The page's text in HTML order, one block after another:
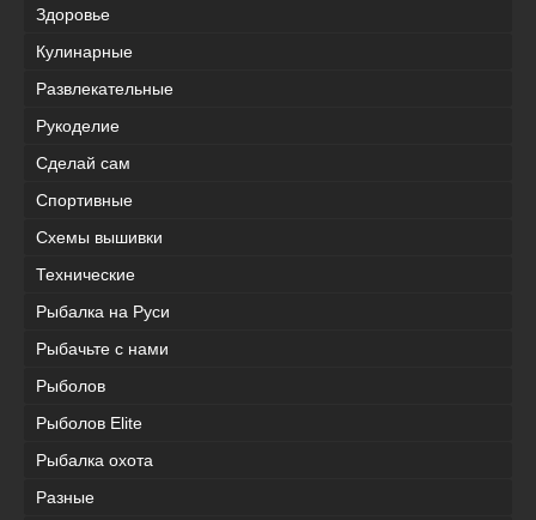
Здоровье
Кулинарные
Развлекательные
Рукоделие
Сделай сам
Спортивные
Схемы вышивки
Технические
Рыбалка на Руси
Рыбачьте с нами
Рыболов
Рыболов Elite
Рыбалка охота
Разные